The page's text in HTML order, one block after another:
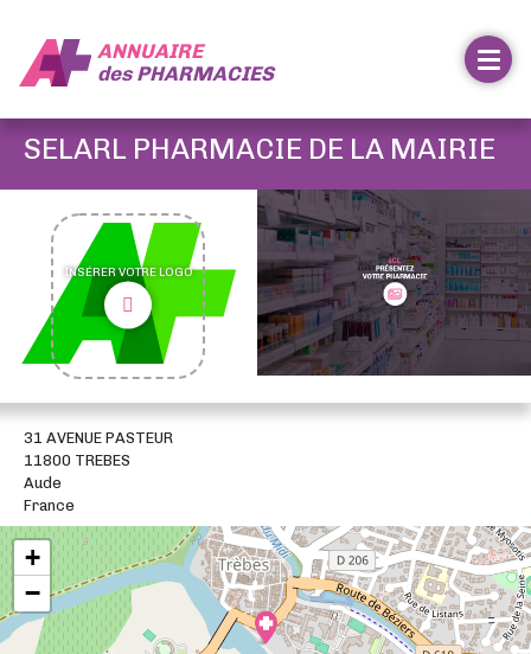
ANNUAIRE
desPHARMACIES
SELARL PHARMACIE DE LA MAIRIE
INSÉRER VOTRE LOGO
31 AVENUE PASTEUR
11800 TREBES
Aude
France
+
−